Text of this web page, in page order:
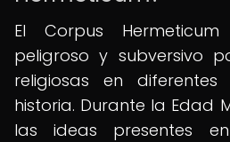
El Corpus
peligroso y subversivo
religiosas en
historia. Durante la Edad
las ideas presentes